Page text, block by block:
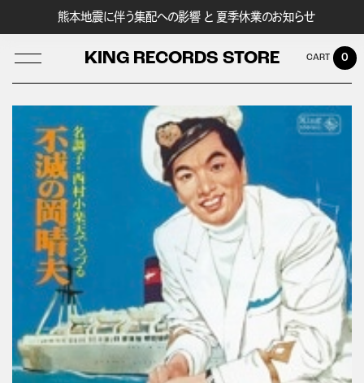
熊本地震に伴う集配への影響 と 夏季休業のお知らせ
KING RECORDS STORE
LOG IN
0